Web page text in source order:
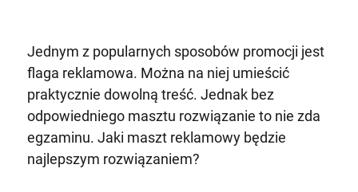
Jednym z popularnych sposobów promocji jest
flaga reklamowa. Można na niej umieścić
praktycznie dowolną treść. Jednak bez
odpowiedniego masztu rozwiązanie to nie zda
egzaminu. Jaki maszt reklamowy będzie
najlepszym rozwiązaniem?